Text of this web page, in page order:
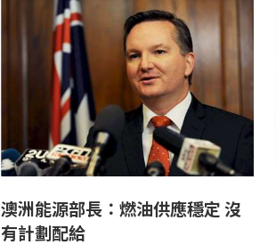
澳洲能源部長：燃油供應穩定 沒
有計劃配給